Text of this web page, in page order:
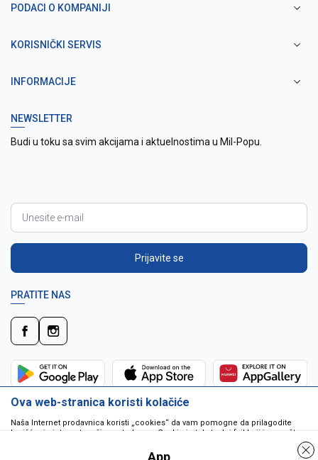
PODACI O KOMPANIJI
KORISNIČKI SERVIS
INFORMACIJE
NEWSLETTER
Budi u toku sa svim akcijama i aktuelnostima u Mil-Popu.
Prijavite se
PRATITE NAS
Ova web-stranica koristi kolačiće
Naša Internet prodavnica koristi „cookies“ da vam pomogne da prilagodite
korišćenje interneta vašim potrebama. Cookie je tekstualni fajl koji je smešten
da pokrenu program ili da isporuče virus vašem računaru. Cookie-i su
App